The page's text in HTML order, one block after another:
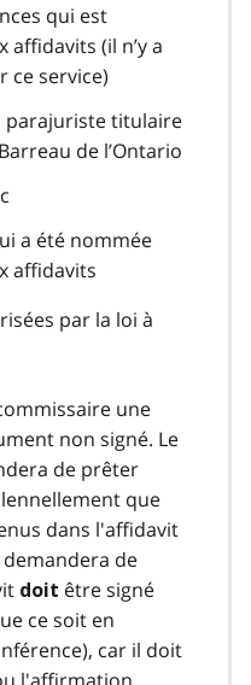
qui est
affidavits (il n’y a
ce service)
parajuriste titulaire
de l’Ontario
a été nommée
affidavits
par la loi à
une
non signé. Le
de prêter
que
dans l'affidavit
de
doit être signé
ce soit en
car il doit